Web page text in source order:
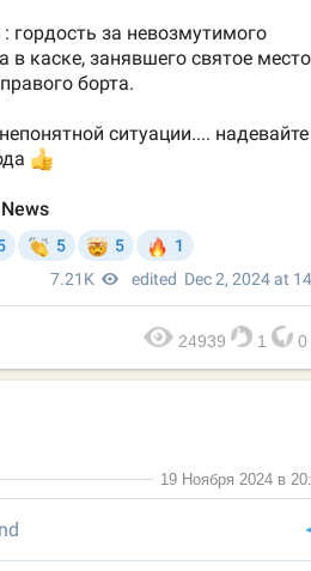
24939 1 0
19 Ноября 2024 в